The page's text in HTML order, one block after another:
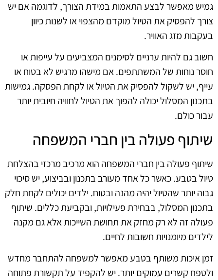
גמיש מאפשר לבצע התאמות במידת הצורך, לדוגמה אם יש
צורך להפסיק את הטיול מוקדם מהצפוי או לשנות כיוון
בעקבות מזג האוויר.
חשוב גם להיות ערניים לסימנים המצביעים על עייפות או
חוסר נוחות של המשתתפים. אם מישהו מרגיש לא בטוח או
עייף, יש לשקול להפסיק את הטיול או לקחת הפסקה. גמישות
בתכנון המסלול יכולה להפוך את הטיול לחוויה חיובית יותר
עבור כולם.
שיתוף פעולה בין חברי המשפחה
שיתוף פעולה בין חברי המשפחה הוא מרכיב מרכזי בהצלחת
טיול בטבע. כאשר כל אחד מעורב בתכנון ובביצוע, יש סיכוי
גבוה יותר שהטיול יהיה מהנה ובטוח. ילדים יכולים לקחת חלק
בתכנון המסלול, בבחירת פעילויות, ובקביעת כללים. שיתוף
פעולה זה לא רק מחזק את תחושת השייכות אלא גם מקנה
לילדים מיומנויות חשובות לחיים.
זמן איכות משותף בטבע מאפשר למשפחה להתחבר מחדש
ולטפח קשרים עמוקים יותר. יש להקפיד על תקשורת פתוחה